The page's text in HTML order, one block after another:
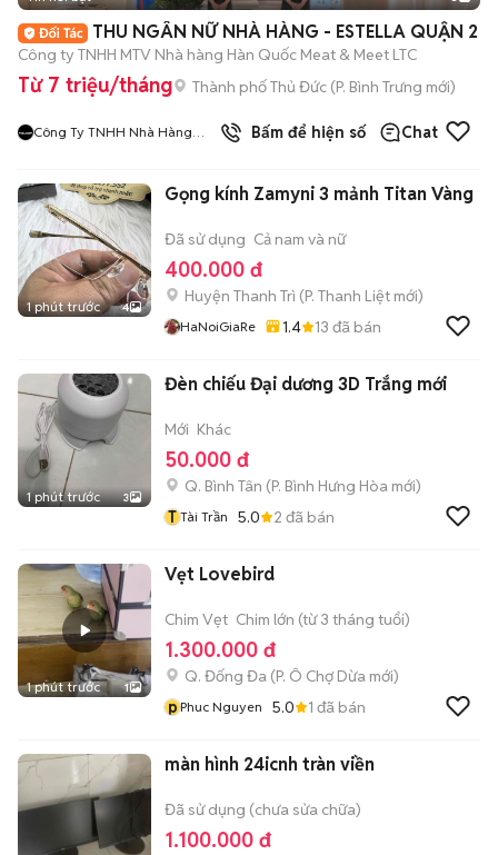
+2
THU NGÂN NỮ NHÀ HÀNG - ESTELLA QUẬN 2
Công ty TNHH MTV Nhà hàng Hàn Quốc Meat & Meet LTC
Từ 7 triệu/tháng Thành phố Thủ Đức (P. Bình Trưng mới)
Công Ty TNHH Nhà Hàng
9đã bán
Bấm để hiện số Chat
1 phút trước 4
Gọng kính Zamyni 3 mảnh Titan Vàng
Đã sử dụng Cả nam và nữ
400.000 đ
Huyện Thanh Trì (P. Thanh Liệt mới)
HaNoiGiaRe 1.4 13 đã bán
1 phút trước 3
Đèn chiếu Đại dương 3D Trắng mới
Mới Khác
50.000 đ
Q. Bình Tân (P. Bình Hưng Hòa mới)
T Tài Trần 5.0 2 đã bán
1 phút trước 1
Vẹt Lovebird
Chim Vẹt Chim lớn (từ 3 tháng tuổi)
1.300.000 đ
Q. Đống Đa (P. Ô Chợ Dừa mới)
pPhuc Nguyen 5.0 1 đã bán
màn hình 24icnh tràn viền
Đã sử dụng (chưa sửa chữa)
1.100.000 đ